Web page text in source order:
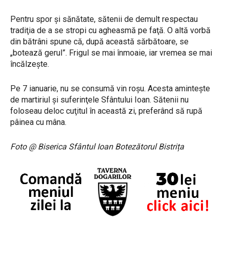
Pentru spor şi sănătate, sătenii de demult respectau
tradiţia de a se stropi cu agheasmă pe faţă. O altă vorbă
din bătrâni spune că, după această sărbătoare, se
„botează gerul”. Frigul se mai înmoaie, iar vremea se mai
încălzeşte.
Pe 7 ianuarie, nu se consumă vin roşu. Acesta amintește
de martiriul şi suferinţele Sfântului Ioan. Sătenii nu
foloseau deloc cuţitul în această zi, preferând să rupă
pâinea cu mâna.
Foto @ Biserica Sfântul Ioan Botezătorul Bistrița